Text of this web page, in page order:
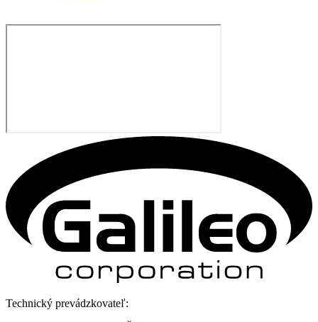
Technický prevádzkovateľ: